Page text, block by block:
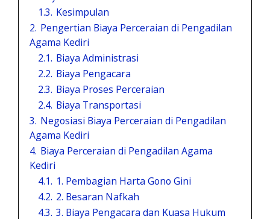
1.3. Kesimpulan
2. Pengertian Biaya Perceraian di Pengadilan
Agama Kediri
2.1. Biaya Administrasi
2.2. Biaya Pengacara
2.3. Biaya Proses Perceraian
2.4. Biaya Transportasi
3. Negosiasi Biaya Perceraian di Pengadilan
Agama Kediri
4. Biaya Perceraian di Pengadilan Agama
Kediri
4.1. 1. Pembagian Harta Gono Gini
4.2. 2. Besaran Nafkah
4.3. 3. Biaya Pengacara dan Kuasa Hukum